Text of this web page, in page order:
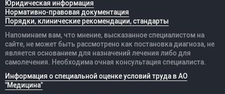
Юридическая информация
Нормативно-правовая документация
Порядки, клинические рекомендации, стандарты
Напоминаем вам, что мнение, высказанное специалистом на
сайте, не может быть рассмотрено как постановка диагноза, не
является основанием для назначений лечения либо для
самолечения. Необходима очная консультация специалиста.
Информация о специальной оценке условий труда в АО
"Медицина"